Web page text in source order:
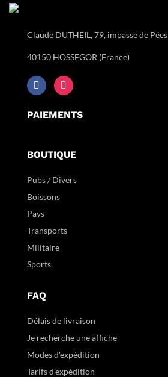
Claude DUTHEIL, 79, impasse de Pées
40150 HOSSEGOR (France)
PAIEMENTS
BOUTIQUE
Pubs / Divers
Boissons
Pays
Transports
Militaire
Sports
FAQ
Délais de livraison
Je recherche une affiche
Modes d'expédition
Tarifs d'expédition